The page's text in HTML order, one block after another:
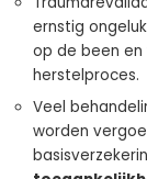
ernstig
op de been en
herstelproces.
Veel
worden